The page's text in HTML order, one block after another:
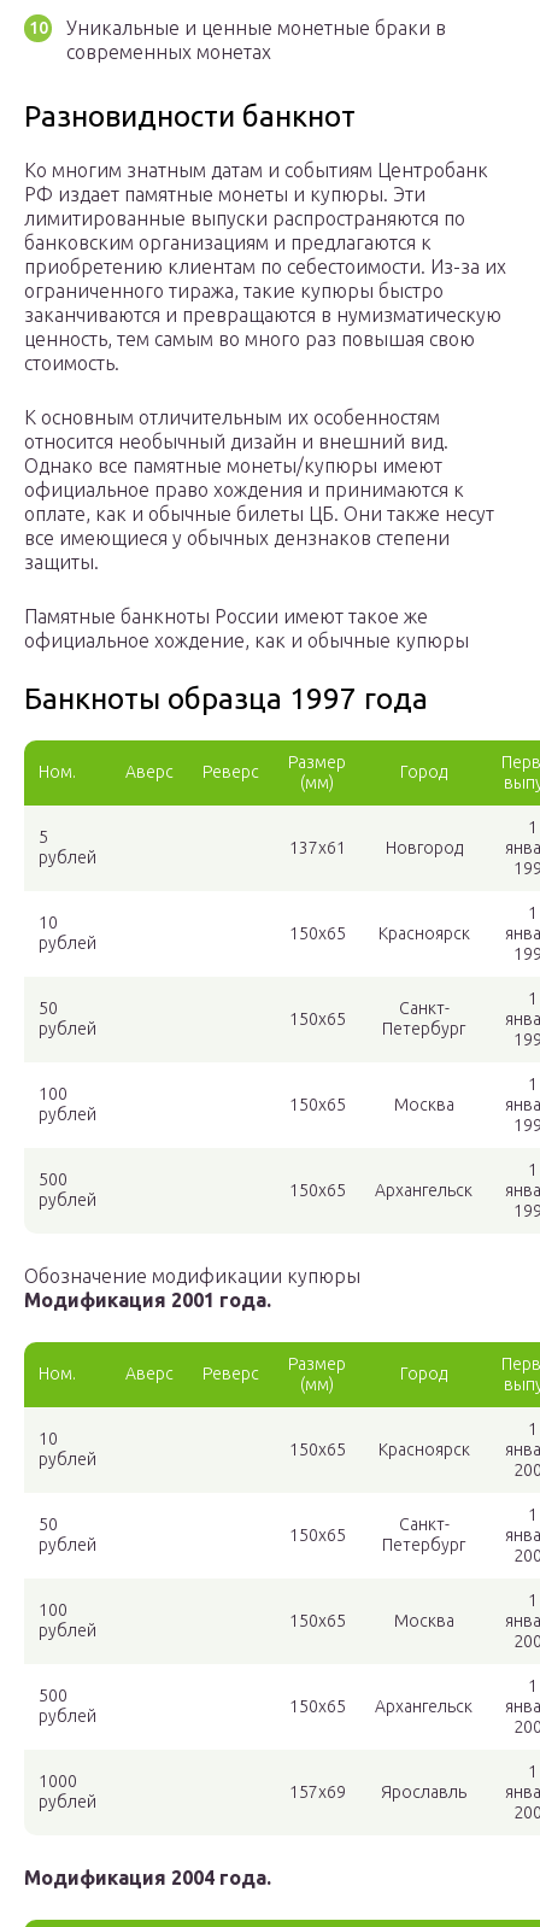
Уникальные и ценные монетные браки в
современных монетах
Разновидности банкнот
Ко многим знатным датам и событиям Центробанк
РФ издает памятные монеты и купюры. Эти
лимитированные выпуски распространяются по
банковским организациям и предлагаются к
приобретению клиентам по себестоимости. Из-за их
ограниченного тиража, такие купюры быстро
заканчиваются и превращаются в нумизматическую
ценность, тем самым во много раз повышая свою
стоимость.
К основным отличительным их особенностям
относится необычный дизайн и внешний вид.
Однако все памятные монеты/купюры имеют
официальное право хождения и принимаются к
оплате, как и обычные билеты ЦБ. Они также несут
все имеющиеся у обычных дензнаков степени
защиты.
Памятные банкноты России имеют такое же
официальное хождение, как и обычные купюры
Банкноты образца 1997 года
Ном. Аверс Реверс
Размер
(мм)
Город
5
рублей
137х61 Новгород
1
10
рублей
150х65 Красноярск
1
50
рублей
150х65
Санкт-
Петербург
1
100
рублей
150х65 Москва
1
500
рублей
150х65 Архангельск
1
Обозначение модификации купюры
Модификация 2001 года.
Ном. Аверс Реверс
Размер
(мм)
Город
10
рублей
150х65 Красноярск
1
50
рублей
150х65
Санкт-
Петербург
1
100
рублей
150х65 Москва
1
500
рублей
150х65 Архангельск
1
1000
рублей
157х69 Ярославль
1
Модификация 2004 года.